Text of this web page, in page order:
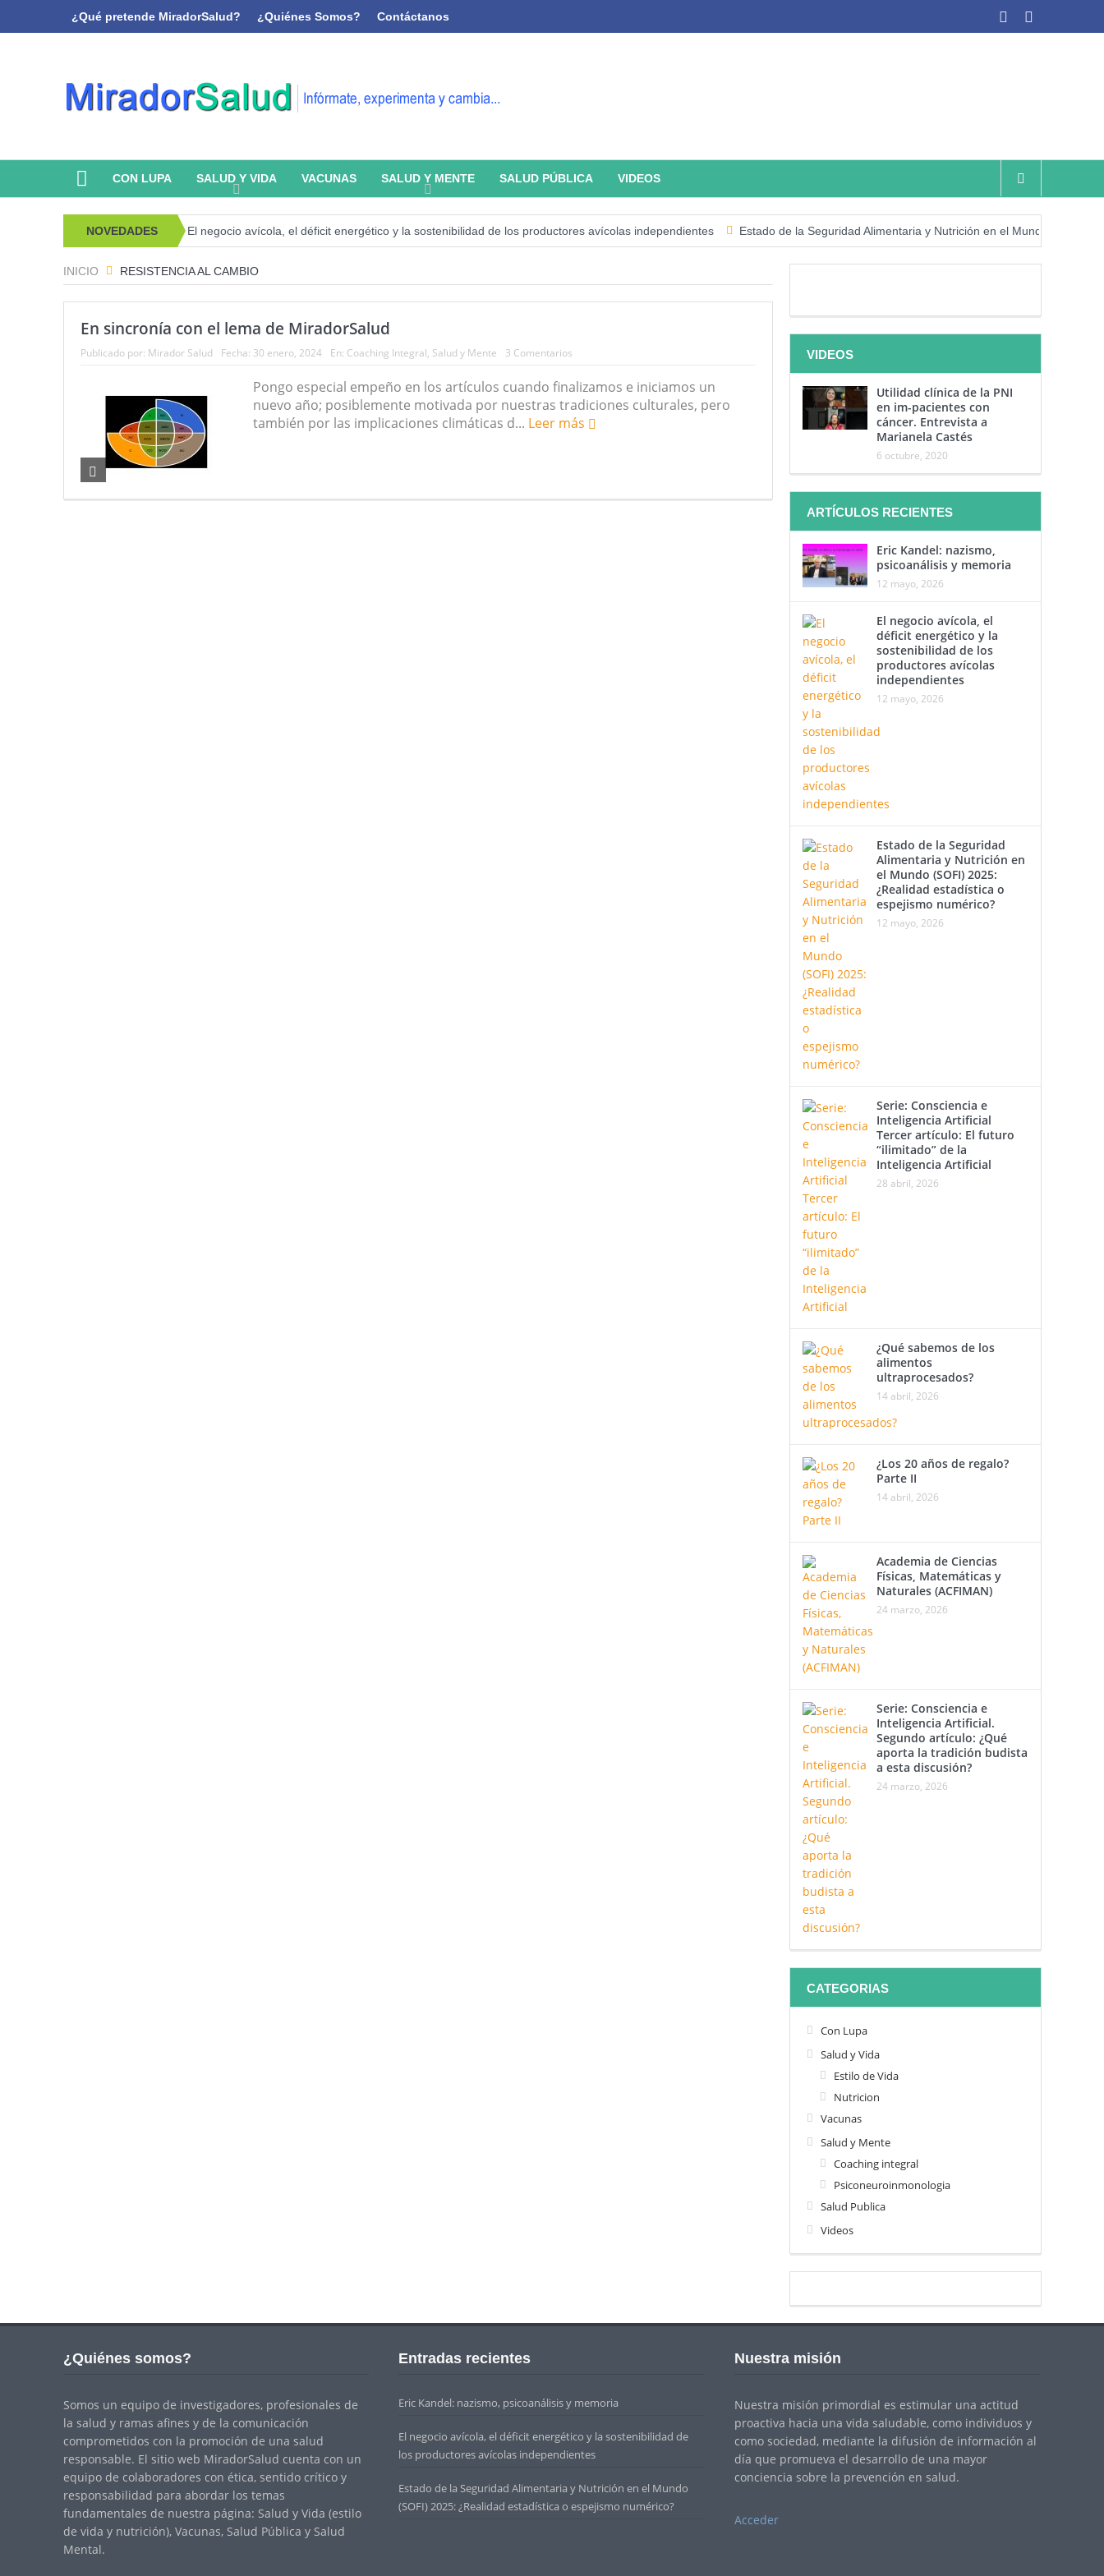
¿Qué pretende MiradorSalud? ¿Quiénes Somos? Contáctanos
CON LUPA SALUD Y VIDA VACUNAS SALUD Y MENTE SALUD PÚBLICA VIDEOS
NOVEDADES
y memoria El negocio avícola, el déficit energético y la sostenibilidad de los productores avícolas independientes Estado de la Seguridad Alimentaria y Nutrición en el Mundo (SOFI) 2025:
INICIO RESISTENCIA AL CAMBIO
En sincronía con el lema de MiradorSalud
Publicado por: Mirador Salud Fecha: 30 enero, 2024 En: Coaching Integral, Salud y Mente 3 Comentarios
Pongo especial empeño en los artículos cuando finalizamos e iniciamos un
nuevo año; posiblemente motivada por nuestras tradiciones culturales, pero
también por las implicaciones climáticas d... Leer más
VIDEOS
Utilidad clínica de la PNI
en im-pacientes con
cáncer. Entrevista a
Marianela Castés
6 octubre, 2020
ARTÍCULOS RECIENTES
Eric Kandel: nazismo,
psicoanálisis y memoria
12 mayo, 2026
El negocio avícola, el
déficit energético y la
sostenibilidad de los
productores avícolas
independientes
12 mayo, 2026
Estado de la Seguridad
Alimentaria y Nutrición en
el Mundo (SOFI) 2025:
¿Realidad estadística o
espejismo numérico?
12 mayo, 2026
Serie: Consciencia e
Inteligencia Artificial
Tercer artículo: El futuro
“ilimitado” de la
Inteligencia Artificial
28 abril, 2026
¿Qué sabemos de los
alimentos
ultraprocesados?
14 abril, 2026
¿Los 20 años de regalo?
Parte II
14 abril, 2026
Academia de Ciencias
Físicas, Matemáticas y
Naturales (ACFIMAN)
24 marzo, 2026
Serie: Consciencia e
Inteligencia Artificial.
Segundo artículo: ¿Qué
aporta la tradición budista
a esta discusión?
24 marzo, 2026
CATEGORIAS
Con Lupa
Salud y Vida
Estilo de Vida
Nutricion
Vacunas
Salud y Mente
Coaching integral
Psiconeuroinmonologia
Salud Publica
Videos
¿Quiénes somos?
Somos un equipo de investigadores, profesionales de
la salud y ramas afines y de la comunicación
comprometidos con la promoción de una salud
responsable. El sitio web MiradorSalud cuenta con un
equipo de colaboradores con ética, sentido crítico y
responsabilidad para abordar los temas
fundamentales de nuestra página: Salud y Vida (estilo
de vida y nutrición), Vacunas, Salud Pública y Salud
Mental.
Entradas recientes
Eric Kandel: nazismo, psicoanálisis y memoria
El negocio avícola, el déficit energético y la sostenibilidad de
los productores avícolas independientes
Estado de la Seguridad Alimentaria y Nutrición en el Mundo
(SOFI) 2025: ¿Realidad estadística o espejismo numérico?
Nuestra misión
Nuestra misión primordial es estimular una actitud
proactiva hacia una vida saludable, como individuos y
como sociedad, mediante la difusión de información al
día que promueva el desarrollo de una mayor
conciencia sobre la prevención en salud.
Acceder